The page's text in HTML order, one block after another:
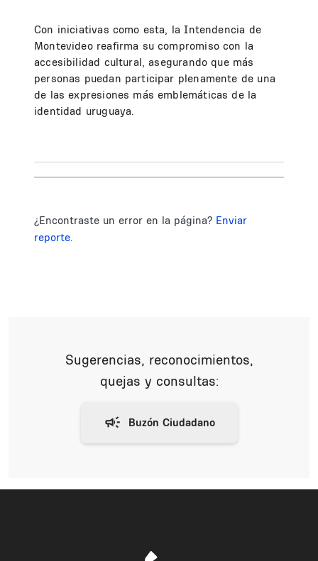
Con iniciativas como esta, la Intendencia de
Montevideo reafirma su compromiso con la
accesibilidad cultural, asegurando que más
personas puedan participar plenamente de una
de las expresiones más emblemáticas de la
identidad uruguaya.
¿Encontraste un error en la página? Enviar
reporte.
Sugerencias, reconocimientos,
quejas y consultas: